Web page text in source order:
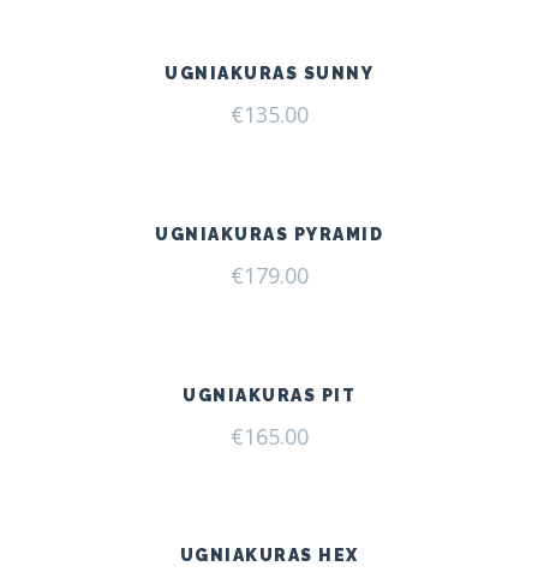
UGNIAKURAS SUNNY
€135.00
UGNIAKURAS PYRAMID
€179.00
UGNIAKURAS PIT
€165.00
UGNIAKURAS HEX